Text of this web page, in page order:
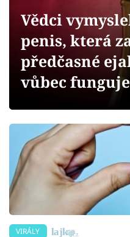
Videa
Sledujte prima+
Sledujte nás
Vědci
penis, která
předčasné
vůbec
VIRÁLY